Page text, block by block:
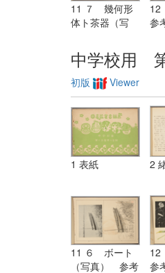
11 ７ 幾何形
体ト茶器（写
参
中学校用
初版 Viewer
1 表紙 2
11 ６ ボート
（写真） 参考
参